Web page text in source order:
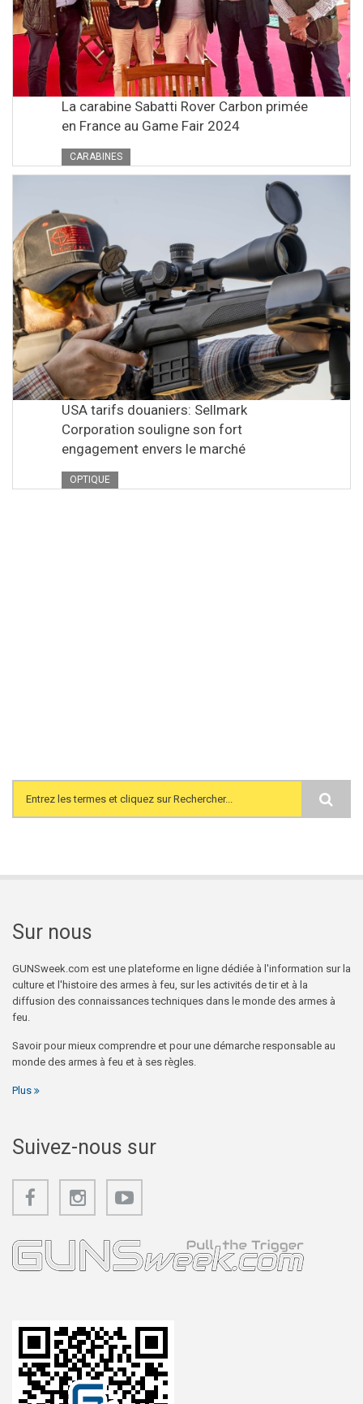
La carabine Sabatti Rover Carbon primée
en France au Game Fair 2024
CARABINES
USA tarifs douaniers: Sellmark
Corporation souligne son fort
engagement envers le marché
OPTIQUE
Search form
Sur nous
GUNSweek.com est une plateforme en ligne dédiée à l'information sur la
culture et l'histoire des armes à feu, sur les activités de tir et à la
diffusion des connaissances techniques dans le monde des armes à
feu.
Savoir pour mieux comprendre et pour une démarche responsable au
monde des armes à feu et à ses règles.
Plus
Suivez-nous sur